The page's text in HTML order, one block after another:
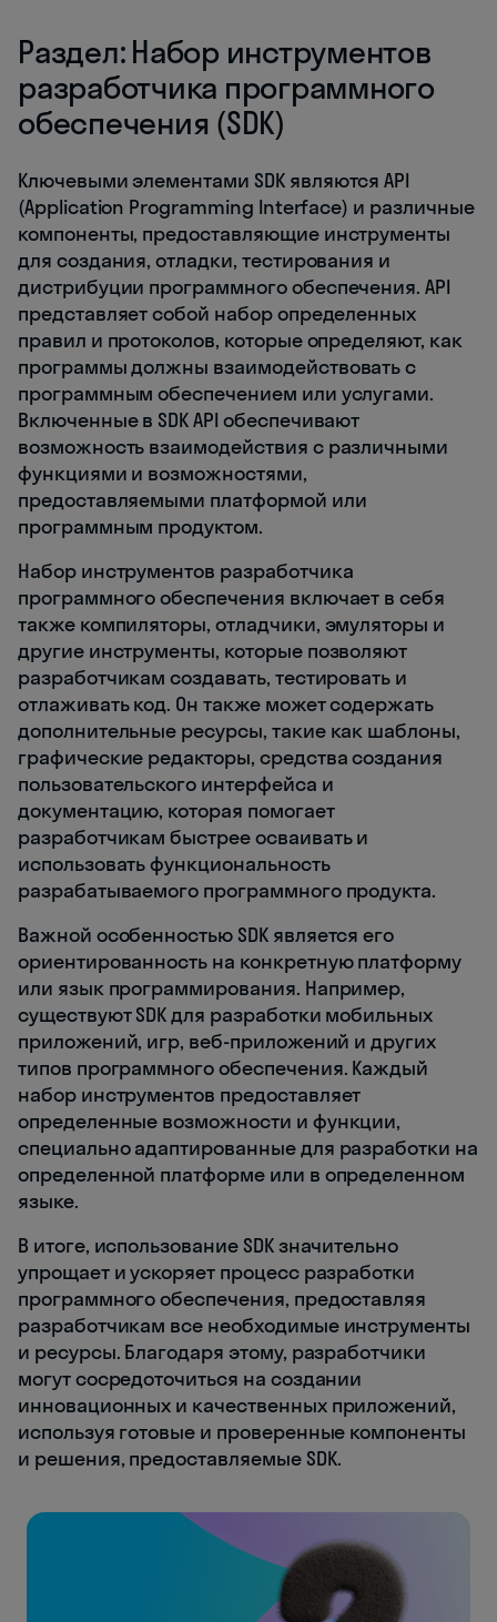
Раздел: Набор инструментов
разработчика программного
обеспечения (SDK)
Ключевыми элементами SDK являются API
(Application Programming Interface) и различные
компоненты, предоставляющие инструменты
для создания, отладки, тестирования и
дистрибуции программного обеспечения. API
представляет собой набор определенных
правил и протоколов, которые определяют, как
программы должны взаимодействовать с
программным обеспечением или услугами.
Включенные в SDK API обеспечивают
возможность взаимодействия с различными
функциями и возможностями,
предоставляемыми платформой или
программным продуктом.
Набор инструментов разработчика
программного обеспечения включает в себя
также компиляторы, отладчики, эмуляторы и
другие инструменты, которые позволяют
разработчикам создавать, тестировать и
отлаживать код. Он также может содержать
дополнительные ресурсы, такие как шаблоны,
графические редакторы, средства создания
пользовательского интерфейса и
документацию, которая помогает
разработчикам быстрее осваивать и
использовать функциональность
разрабатываемого программного продукта.
Важной особенностью SDK является его
ориентированность на конкретную платформу
или язык программирования. Например,
существуют SDK для разработки мобильных
приложений, игр, веб-приложений и других
типов программного обеспечения. Каждый
набор инструментов предоставляет
определенные возможности и функции,
специально адаптированные для разработки на
определенной платформе или в определенном
языке.
В итоге, использование SDK значительно
упрощает и ускоряет процесс разработки
программного обеспечения, предоставляя
разработчикам все необходимые инструменты
и ресурсы. Благодаря этому, разработчики
могут сосредоточиться на создании
инновационных и качественных приложений,
используя готовые и проверенные компоненты
и решения, предоставляемые SDK.